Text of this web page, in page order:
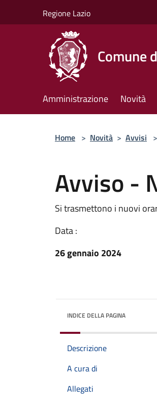
Regione Lazio
Comune
Amministrazione Novità
Home > Novità > Avvisi >
Avviso -
Si trasmettono i nuovi
Data :
26 gennaio 2024
INDICE DELLA PAGINA
Descrizione
A cura di
Allegati